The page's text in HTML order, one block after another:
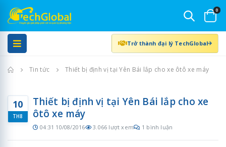
0
Trở thành đại lý TechGlobal
Trang chủ
Tin tức Thiết bị định vị tại Yên Bái lắp cho xe ôtô xe máy
10
TH8
Thiết bị định vị tại Yên Bái lắp cho xe
ôtô xe máy
04:31 10/08/2016 3.066 lượt xem 1 bình luận